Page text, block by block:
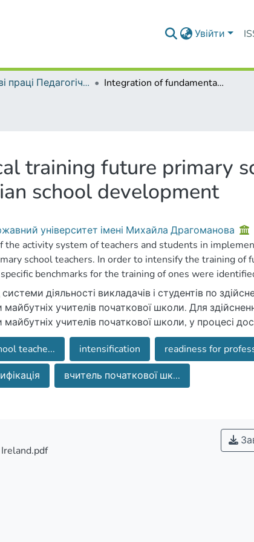
Увійти
Наукові праці Педагогічного факультету Integration of fundamental and practical training future primary school teacher in the context of a new Ukrainian school development
training future primary
school development
університет імені Михайла Драгоманова
the activity system of teachers and students in
school teachers. In order to intensify the training of
benchmarks for the training of ones were
діяльності викладачів і студентів по
майбутніх учителів початкової школи. Для
майбутніх учителів початкової школи, у процесі
підготовки майбутніх учителів
школи.
teache... intensification
readiness for
вчитель початкової шк...